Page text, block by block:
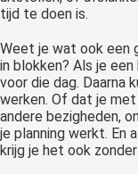
tijd te doen is.
Weet je wat ook een
in blokken? Als je
voor die dag. Daarna
werken. Of dat je
andere bezigheden,
je planning werkt. En
krijg je het ook